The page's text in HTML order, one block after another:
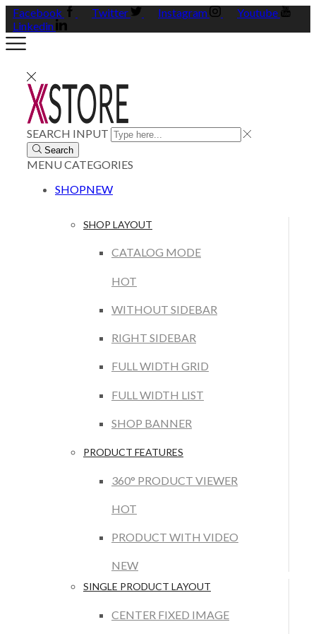
Facebook Twitter Instagram
Youtube
Linkedin
SEARCH INPUT
Search
MENUCATEGORIES
SHOPNEW
SHOP LAYOUT
CATALOG MODE
HOT
WITHOUT SIDEBAR
RIGHT SIDEBAR
FULL WIDTH GRID
FULL WIDTH LIST
SHOP BANNER
PRODUCT FEATURES
360° PRODUCT VIEWER
HOT
PRODUCT WITH VIDEO
NEW
SINGLE PRODUCT LAYOUT
CENTER FIXED IMAGE